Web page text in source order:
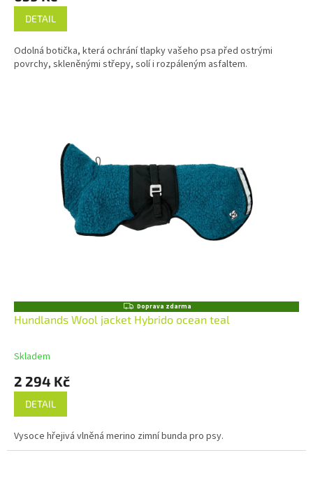
DETAIL
Odolná botička, která ochrání tlapky vašeho psa před ostrými
povrchy, skleněnými střepy, solí i rozpáleným asfaltem.
Z
D
A
Doprava zdarma
Hundlands Wool jacket Hybrido ocean teal
Skladem
2 294 Kč
DETAIL
Vysoce hřejivá vlněná merino zimní bunda pro psy.